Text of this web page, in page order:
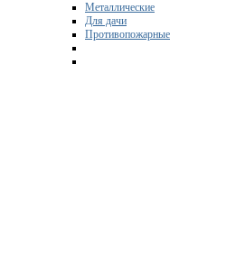
Металлические
Для дачи
Противопожарные